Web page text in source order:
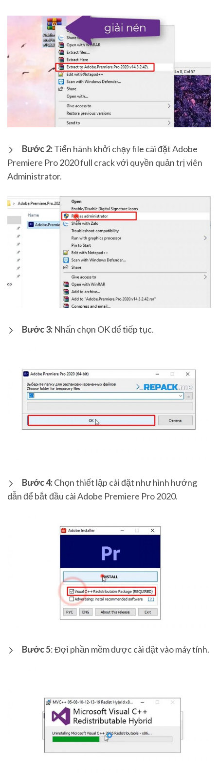
Bước 2:Tiến hành khởi chạy file cài đặt Adobe
Premiere Pro 2020 full crack với quyền quản trị viên
Administrator.
Bước 3: Nhấn chọn OK để tiếp tục.
Bước 4:Chọn thiết lập cài đặt như hình hướng
dẫn để bắt đầu cài Adobe Premiere Pro 2020.
Bước 5: Đợi phần mềm được cài đặt vào máy tính.